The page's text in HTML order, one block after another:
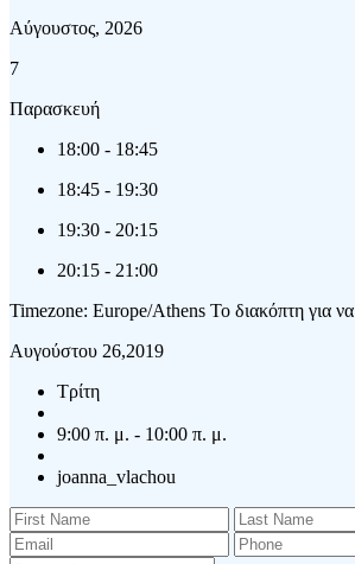
Αύγουστος, 2026
7
Παρασκευή
18:00 - 18:45
18:45 - 19:30
19:30 - 20:15
20:15 - 21:00
Timezone: Europe/Athens Το διακόπτη για να
Αυγούστου 26,2019
Τρίτη
9:00 π. μ. - 10:00 π. μ.
joanna_vlachou